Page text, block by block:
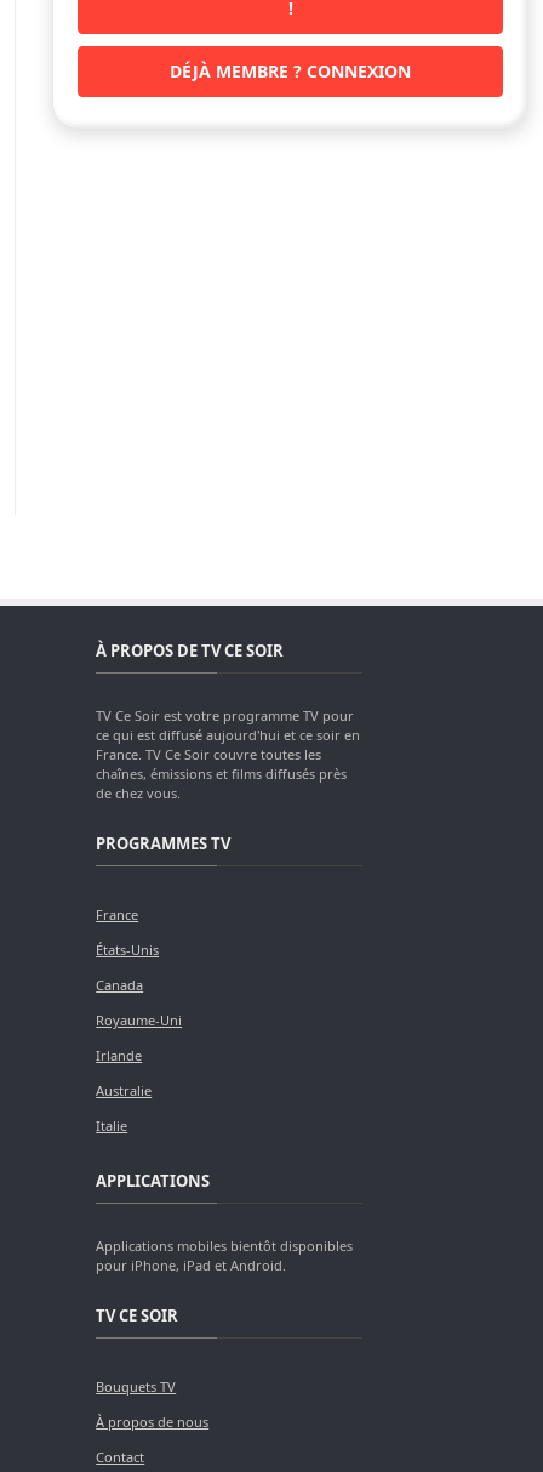
!
DÉJÀ MEMBRE ? CONNEXION
À PROPOS DE TV CE SOIR
TV Ce Soir est votre programme TV pour
ce qui est diffusé aujourd'hui et ce soir en
France. TV Ce Soir couvre toutes les
chaînes, émissions et films diffusés près
de chez vous.
PROGRAMMES TV
France
États-Unis
Canada
Royaume-Uni
Irlande
Australie
Italie
APPLICATIONS
Applications mobiles bientôt disponibles
pour iPhone, iPad et Android.
TV CE SOIR
Bouquets TV
À propos de nous
Contact